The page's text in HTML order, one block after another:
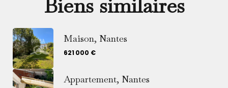
Biens similaires
Maison, Nantes
621 000 €
Appartement, Nantes